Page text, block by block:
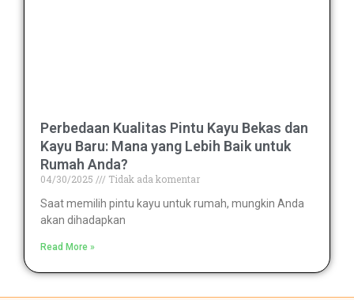
Perbedaan Kualitas Pintu Kayu Bekas dan
Kayu Baru: Mana yang Lebih Baik untuk
Rumah Anda?
04/30/2025
Tidak ada komentar
Saat memilih pintu kayu untuk rumah, mungkin Anda
akan dihadapkan
Read More »